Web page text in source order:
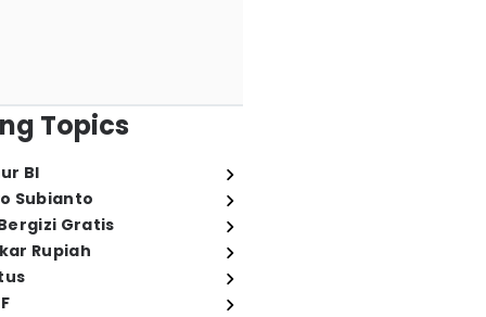
Topics
BI
Subianto
Gratis
Rupiah